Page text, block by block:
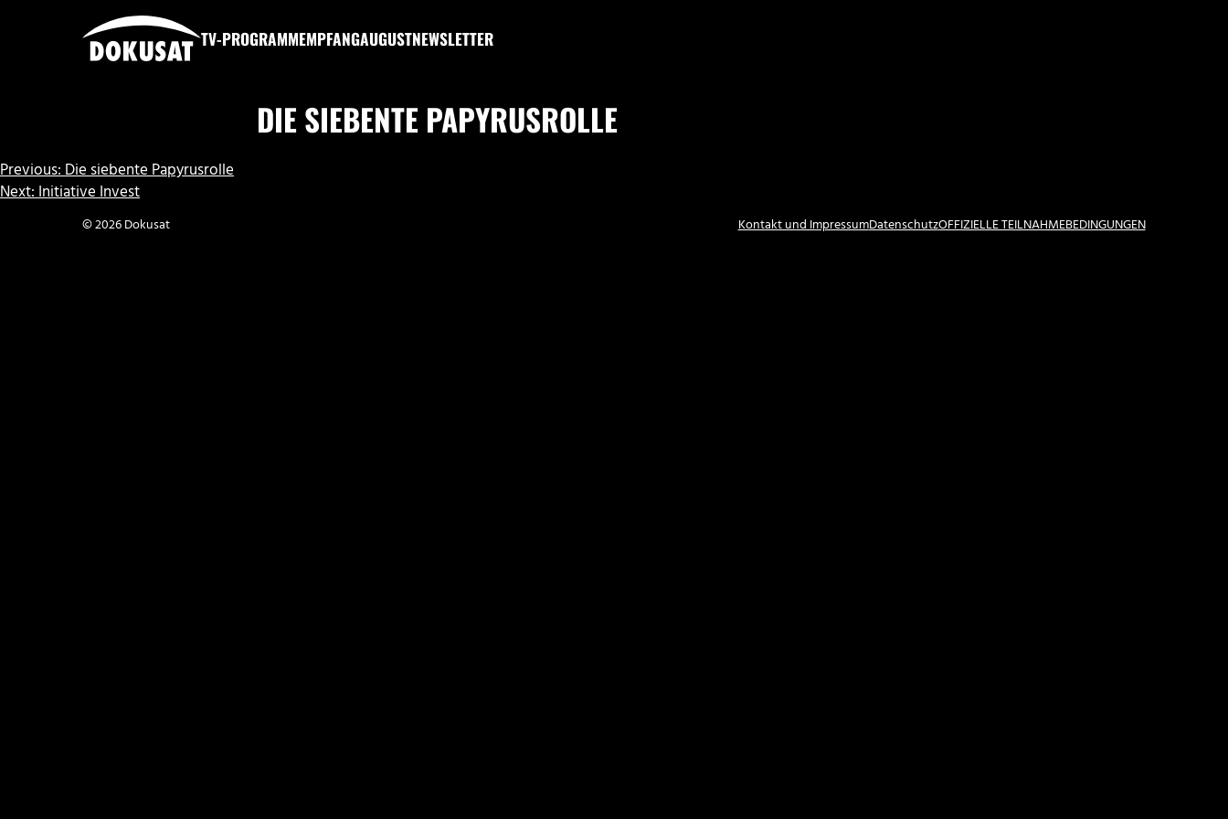
TV-PROGRAMMEMPFANGAUGUSTNEWSLETTER
DIE SIEBENTE PAPYRUSROLLE
BEITRAGSNAVIGATION
Previous:Die siebente Papyrusrolle
Next:Initiative Invest
© 2026 Dokusat Kontakt und ImpressumDatenschutzOFFIZIELLE TEILNAHMEBEDINGUNGEN